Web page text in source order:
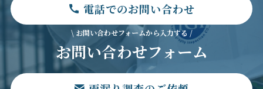
電話でのお問い合わせ
\ お問い合わせフォームから入力する /
お問い合わせフォーム